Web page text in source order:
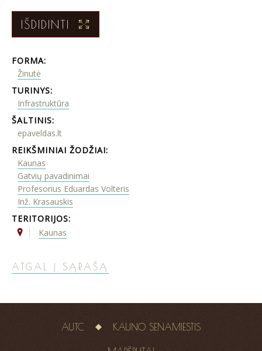
IŠDIDINTI
FORMA:
Žinutė
TURINYS:
Infrastruktūra
ŠALTINIS:
epaveldas.lt
REIKŠMINIAI ŽODŽIAI:
Kaunas
Gatvių pavadinimai
Profesorius Eduardas Volteris
Inž. Krasauskis
TERITORIJOS:
Kaunas
ATGAL Į SĄRAŠĄ
AUTC KAUNO SENAMIESTIS